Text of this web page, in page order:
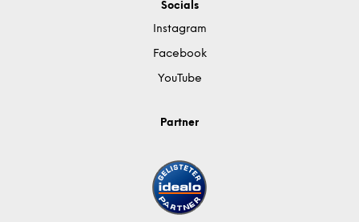
Socials
Instagram
Facebook
YouTube
Partner